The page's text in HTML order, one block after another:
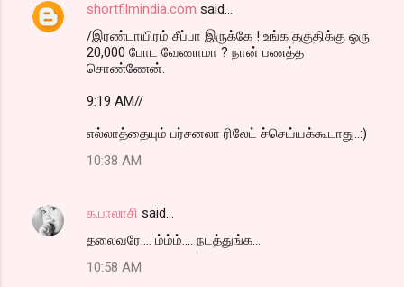
shortfilmindia.com said…
/இரண்டாயிரம் சீப்பா இருக்கே ! உங்க தகுதிக்கு ஒரு
20,000 போட வேணாமா ? நான் பணத்த
சொண்ணேன்.
9:19 AM//
எல்லாத்தையும் பர்சனலா ரிலேட் ச்செய்யக்கூடாது..:)
10:38 AM
க.பாலாசி said…
தலைவரே.... ம்ம்ம்.... நடத்துங்க...
10:58 AM